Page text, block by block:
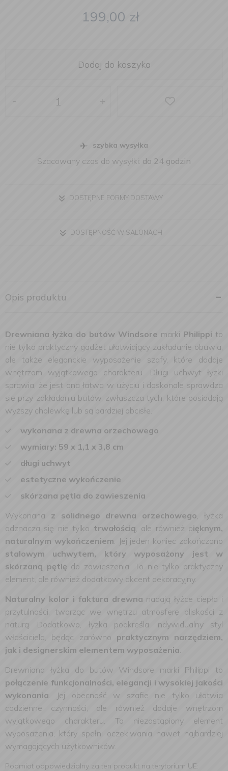
199,00 zł
Dodaj do koszyka
- +
szybka wysyłka
Szacowany czas do wysyłki: do 24 godzin
DOSTĘPNE FORMY DOSTAWY
DOSTĘPNOŚĆ W SALONACH
Opis produktu
Drewniana łyżka do butów Windsore marki Philippi to
nie tylko praktyczny gadżet ułatwiający zakładanie obuwia,
ale także eleganckie wyposażenie szafy, które dodaje
wnętrzom wyjątkowego charakteru. Długi uchwyt łyżki
sprawia, że jest ona łatwa w użyciu i doskonale sprawdza
się przy zakładaniu butów, zwłaszcza tych, które posiadają
wyższy cholewkę lub są bardziej obcisłe.
wykonana z drewna orzechowego
wymiary: 59 x 1,1 x 3,8 cm
długi uchwyt
estetyczne wykończenie
skórzana pętla do zawieszenia
Wykonana z solidnego drewna orzechowego, łyżka
odznacza się nie tylko trwałością, ale również pięknym,
naturalnym wykończeniem. Jej jeden koniec zakończono
stalowym uchwytem, który wyposażony jest w
skórzaną pętlę do zawieszenia. To nie tylko praktyczny
element, ale również dodatkowy akcent dekoracyjny.
Naturalny kolor i faktura drewna nadają łyżce ciepła i
przytulności, tworząc we wnętrzu atmosferę bliskości z
naturą. Dodatkowo, łyżka podkreśla indywidualny styl
właściciela, będąc zarówno praktycznym narzędziem,
jak i designerskim elementem wyposażenia.
Drewniana łyżka do butów Windsore marki Philippi to
połączenie funkcjonalności, elegancji i wysokiej jakości
wykonania. Jej obecność w szafie nie tylko ułatwia
codzienne czynności, ale również dodaje wnętrzom
wyjątkowego charakteru. To niezastąpiony element
wyposażenia, który spełni oczekiwania nawet najbardziej
wymagających użytkowników.
Podmiot odpowiedzialny za ten produkt na terytorium UE: